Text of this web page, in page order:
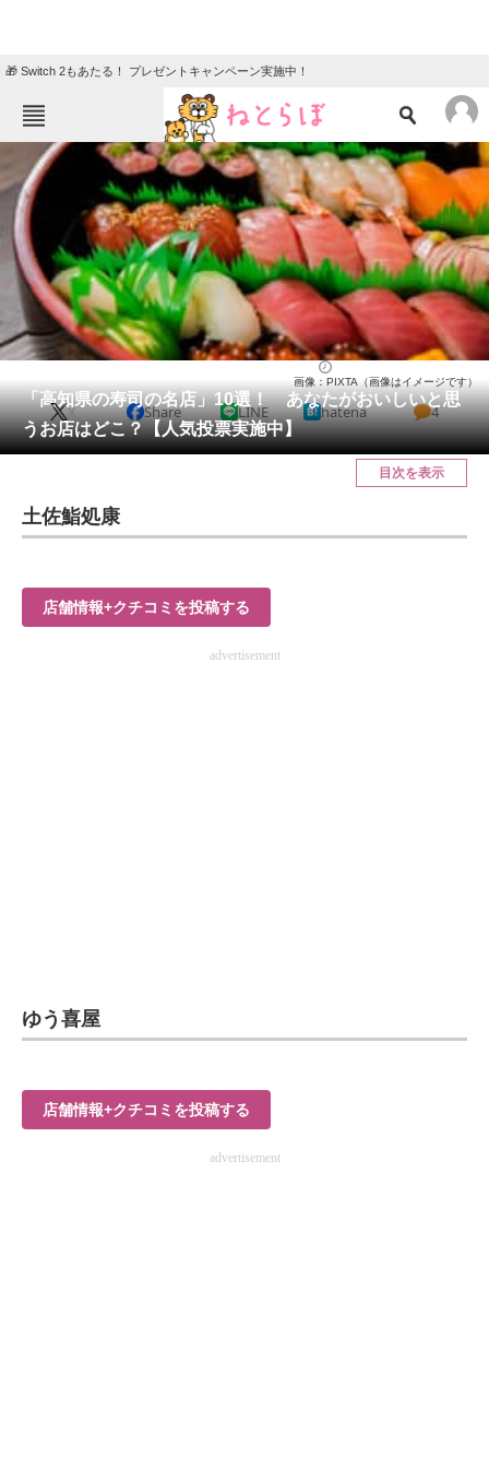
🎁 Switch 2もあたる！ プレゼントキャンペーン実施中！
ねとらぼメニュー
TOP ニュース
エンタメ クイズ
グルメ 地域
住まい 教育・育児
動物 リサーチ
会員記事
メディア
ITの今と未来を見通す
進化するPCとデバイスの未来
企業向けIT製品の総合サイト
製造業のIT導入・活用を支援
「高知県の寿司の名店」10選！ あなたがおいしいと思
うお店はどこ？【人気投票実施中】
画像：PIXTA（画像はイメージです）
X Share LINE hatena 4
目次を表示
土佐鮨処康
店舗情報+クチコミを投稿する
advertisement
ゆう喜屋
店舗情報+クチコミを投稿する
advertisement